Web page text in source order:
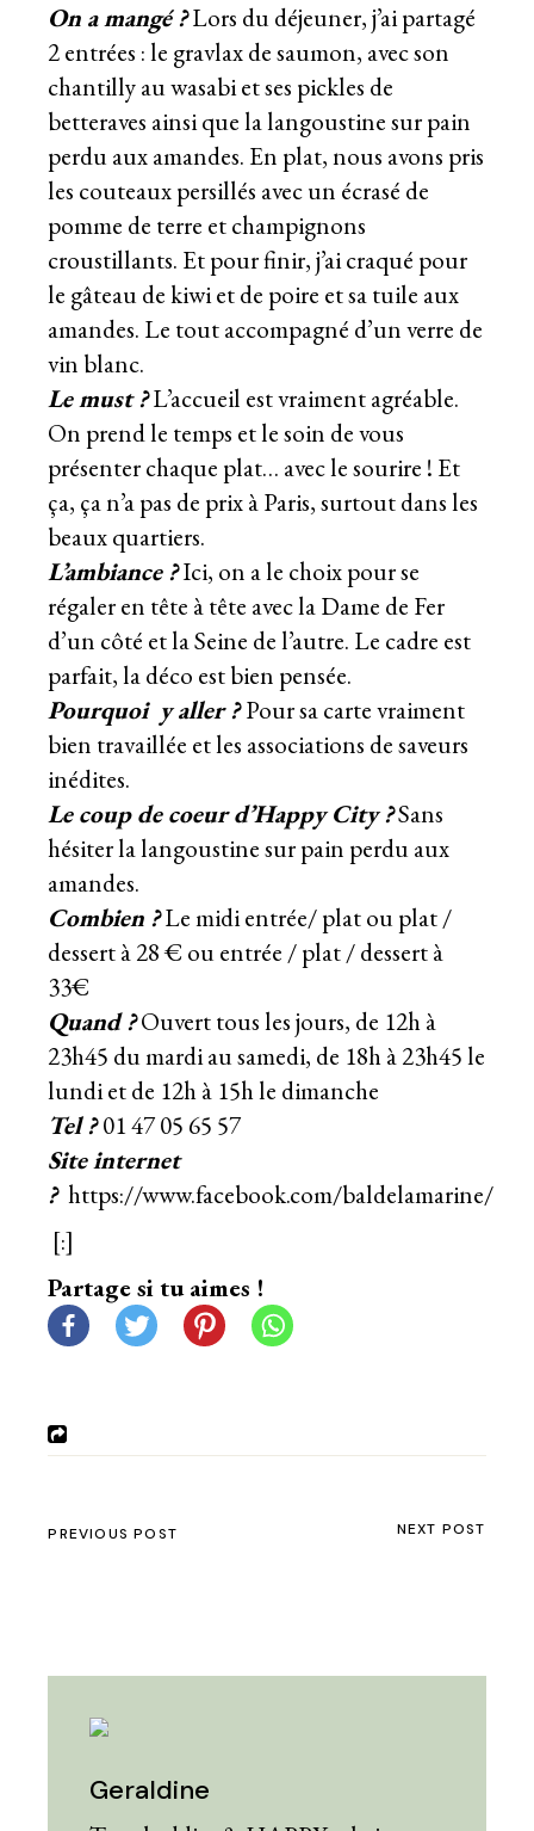
On a mangé ?Lors du déjeuner, j’ai partagé
2 entrées : le gravlax de saumon, avec son
chantilly au wasabi et ses pickles de
betteraves ainsi que la langoustine sur pain
perdu aux amandes. En plat, nous avons pris
les couteaux persillés avec un écrasé de
pomme de terre et champignons
croustillants. Et pour finir, j’ai craqué pour
le gâteau de kiwi et de poire et sa tuile aux
amandes. Le tout accompagné d’un verre de
vin blanc.
Le must ?L’accueil est vraiment agréable.
On prend le temps et le soin de vous
présenter chaque plat… avec le sourire ! Et
ça, ça n’a pas de prix à Paris, surtout dans les
beaux quartiers.
L’ambiance ?Ici, on a le choix pour se
régaler en tête à tête avec la Dame de Fer
d’un côté et la Seine de l’autre. Le cadre est
parfait, la déco est bien pensée.
Pourquoi y aller ?Pour sa carte vraiment
bien travaillée et les associations de saveurs
inédites.
Le coup de coeur d’Happy City ?Sans
hésiter la langoustine sur pain perdu aux
amandes.
Combien ?Le midi entrée/ plat ou plat /
dessert à 28 € ou entrée / plat / dessert à
33€
Quand ?Ouvert tous les jours, de 12h à
23h45 du mardi au samedi, de 18h à 23h45 le
lundi et de 12h à 15h le dimanche
Tel ?01 47 05 65 57
Site internet
? https://www.facebook.com/baldelamarine/
[:]
Partage si tu aimes !
PREVIOUS POST NEXT POST
Geraldine